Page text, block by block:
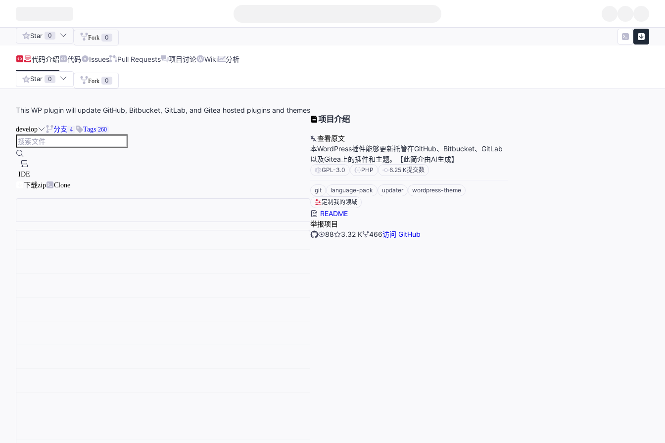
Star 0 Fork 0
代码介绍 代码 Issues Pull Requests 项目讨论 Wiki 分析
Star 0 Fork 0
This WP plugin will update GitHub, Bitbucket, GitLab, and Gitea hosted plugins and themes
develop 分支 4 Tags 260
IDE
下载zip
Clone
项目介绍
查看原文
本WordPress插件能够更新托管在GitHub、Bitbucket、GitLab
以及Gitea上的插件和主题。【此简介由AI生成】
GPL-3.0 PHP 6.25 K提交数
git language-pack updater
wordpress-theme
定制我的领域
README
举报项目
88
3.32 K 466访问 GitHub